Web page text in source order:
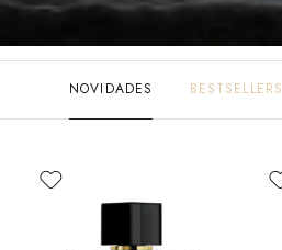
NOVIDADES BESTSELLERS